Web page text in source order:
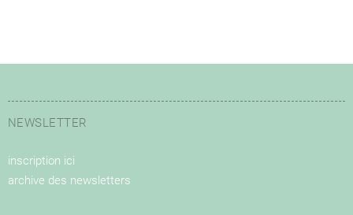
NEWSLETTER
inscription ici
archive des newsletters